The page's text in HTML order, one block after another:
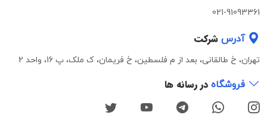
021-91093361
آدرس شرکت
تهران، خ طالقانی، بعد از م فلسطین، خ فریمان، ک ملک، پ 16، واحد 2
فروشگاه در رسانه ها